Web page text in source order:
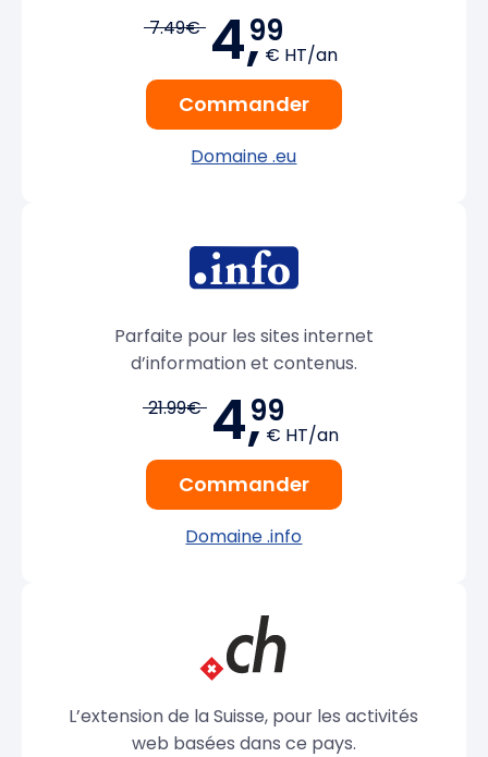
7.49€ 4,99
€ HT/an
Commander
Domaine .eu
Parfaite pour les sites internet
d’information et contenus.
21.99€ 4,99
€ HT/an
Commander
Domaine .info
L’extension de la Suisse, pour les activités
web basées dans ce pays.